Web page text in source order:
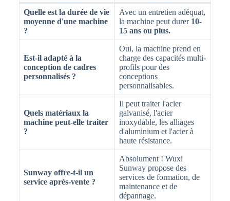
Quelle est la durée de vie
moyenne d'une machine
?
Avec un entretien adéquat,
la machine peut durer 10-
15 ans ou plus.
Est-il adapté à la
conception de cadres
personnalisés ?
Oui, la machine prend en
charge des capacités multi-
profils pour des
conceptions
personnalisables.
Quels matériaux la
machine peut-elle traiter
?
Il peut traiter l'acier
galvanisé, l'acier
inoxydable, les alliages
d'aluminium et l'acier à
haute résistance.
Sunway offre-t-il un
service après-vente ?
Absolument ! Wuxi
Sunway propose des
services de formation, de
maintenance et de
dépannage.